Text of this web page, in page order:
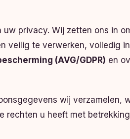
privacy. Wij zetten ons in
veilig te verwerken, volledig
(AVG/GDPR) en
wij verzamelen,
rechten u heeft met